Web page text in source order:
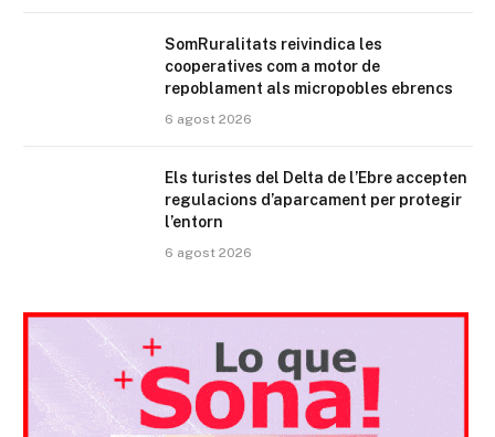
SomRuralitats reivindica les
cooperatives com a motor de
repoblament als micropobles ebrencs
6 agost 2026
Els turistes del Delta de l’Ebre accepten
regulacions d’aparcament per protegir
l’entorn
6 agost 2026